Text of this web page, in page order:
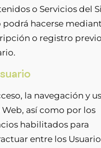
o Servicios del
podrá hacerse
o registro
la navegación y
Web, así como por los
habilitados para
entre los